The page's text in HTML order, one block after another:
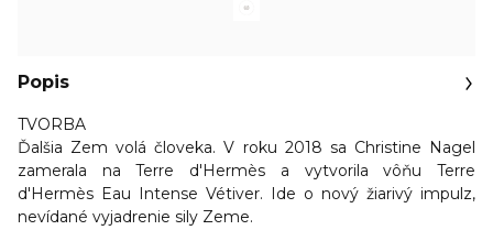
Popis
TVORBA
Ďalšia Zem volá človeka. V roku 2018 sa Christine Nagel
zamerala na Terre d'Hermès a vytvorila vôňu Terre
d'Hermès Eau Intense Vétiver. Ide o nový žiarivý impulz,
nevídané vyjadrenie sily Zeme.